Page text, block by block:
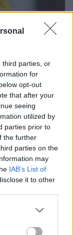
third parties, or
for
opt-out
that after your
seeing
utilized by
parties prior to
the further
parties on the
may
IAB’s List of
it to other
more Google
may click to
έδειξε η
δράση
μόνο
ποδιού, μετά
με τον
αγώνα
του